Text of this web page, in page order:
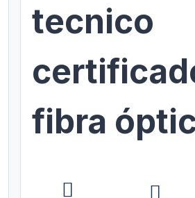
tecnico
fibra